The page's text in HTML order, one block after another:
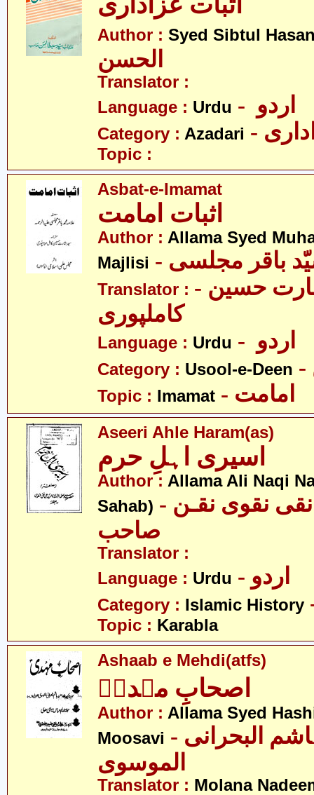
Author : Syed Sibtul
الحسن
Translator :
Language : Urdu
Category : Azadari
Topic :
Asbat-e-Imamat
Author : Allama Syed
Majlisi
Translator : - سیّد بشارت حسین
کاملپوری
Language : Urdu
Category : Usool-e-Deen
Topic : Imamat - امامت
Aseeri Ahle Haram(as)
اسیری اہلِ حرم
Author : Allama Ali Naqi
Sahab) - علامہ علی نقی نقوی نقـن
صاحب
Translator :
Language : Urdu - اردو
Category : Islamic History
Topic : Karabla
Ashaab e Mehdi(atfs)
اصحابِ مہدیؑ
Author : Allama Syed
Moosavi - علامہ سید ہاشم البحرانی
الموسوی
Translator : Molana